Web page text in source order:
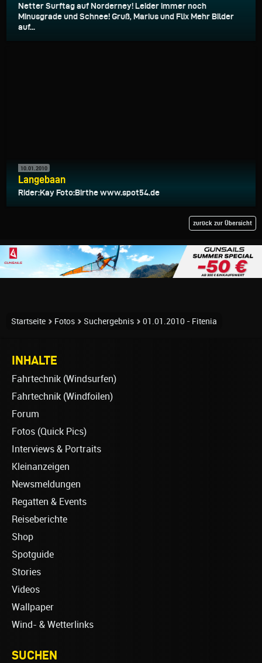
Netter Surftag auf Norderney! Leider immer noch
Minusgrade und Schnee! Gruß, Marius und Flix Mehr Bilder
auf...
10.01.2010
Langebaan
Rider:Kay Foto:Birthe www.spot54.de
zurück zur Übersicht
Startseite Fotos Suchergebnis 01.01.2010 - Fitenia
INHALTE
Fahrtechnik (Windsurfen)
Fahrtechnik (Windfoilen)
Forum
Fotos (Quick Pics)
Interviews & Portraits
Kleinanzeigen
Newsmeldungen
Regatten & Events
Reiseberichte
Shop
Spotguide
Stories
Videos
Wallpaper
Wind- & Wetterlinks
SUCHEN